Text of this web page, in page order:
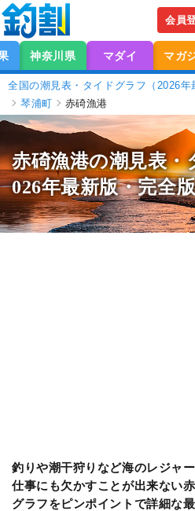
会員
神奈川県 マダイ マガ
全国の潮見表・タイドグラフ（2026年
琴浦町
赤碕漁港
赤碕漁港の潮見表・
026年最新版・完全
釣りや潮干狩りなど海のレジャ
仕事にも欠かすことが出来ない
グラフをピンポイントで詳細な